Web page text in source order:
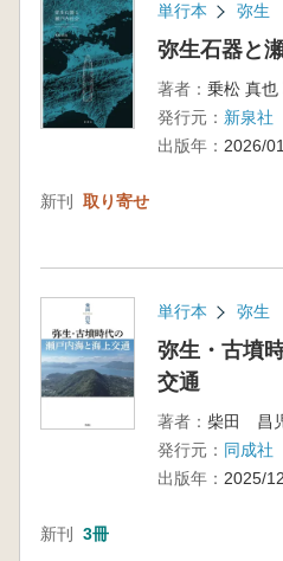
単行本 弥生
弥生石器と
著者： 乗松 真也
発行元： 新泉社
出版年： 2026/01
新刊 取り寄せ
単行本 弥生
弥生・古墳
交通
著者： 柴田 昌
発行元： 同成社
出版年： 2025/12
新刊 3冊